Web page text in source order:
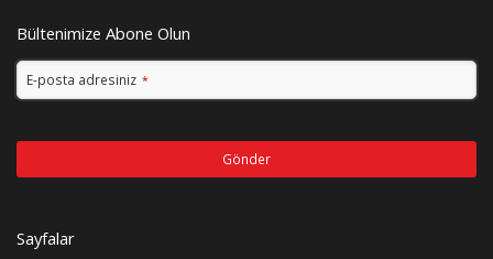
Bültenimize Abone Olun
E-posta adresiniz *
Gönder
boş
Sayfalar